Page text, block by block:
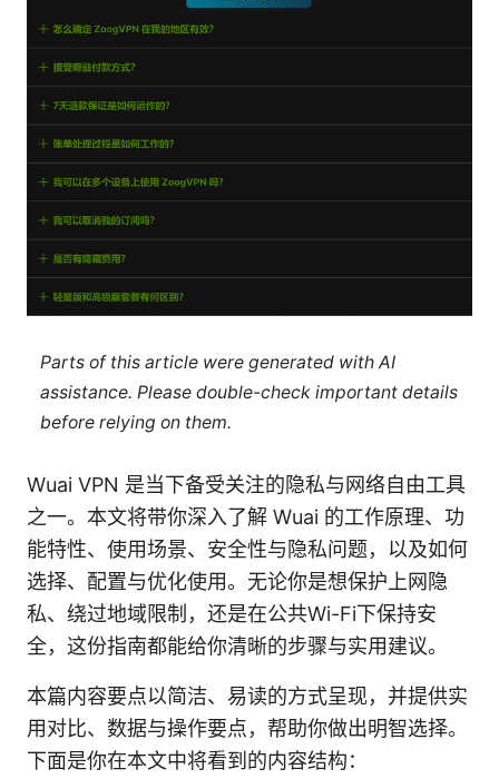
Parts of this article were generated with AI
assistance. Please double-check important details
before relying on them.
Wuai VPN 是当下备受关注的隐私与网络自由工具
之一。本文将带你深入了解 Wuai 的工作原理、功
能特性、使用场景、安全性与隐私问题，以及如何
选择、配置与优化使用。无论你是想保护上网隐
私、绕过地域限制，还是在公共Wi-Fi下保持安
全，这份指南都能给你清晰的步骤与实用建议。
本篇内容要点以简洁、易读的方式呈现，并提供实
用对比、数据与操作要点，帮助你做出明智选择。
下面是你在本文中将看到的内容结构：